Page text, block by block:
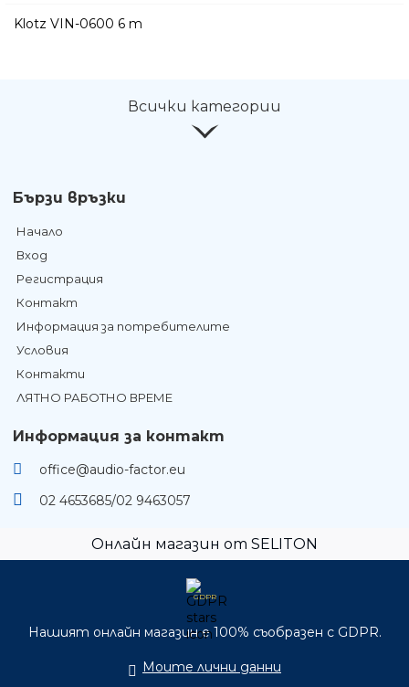
Klotz VIN-0600 6 m
Всички категории
Бързи връзки
Начало
Вход
Регистрация
Контакт
Информация за потребителите
Условия
Контакти
ЛЯТНО РАБОТНО ВРЕМЕ
Информация за контакт
office@audio-factor.eu
02 4653685/02 9463057
Онлайн магазин от SELITON
GDPR
Нашият онлайн магазин е 100% съобразен с GDPR.
Моите лични данни